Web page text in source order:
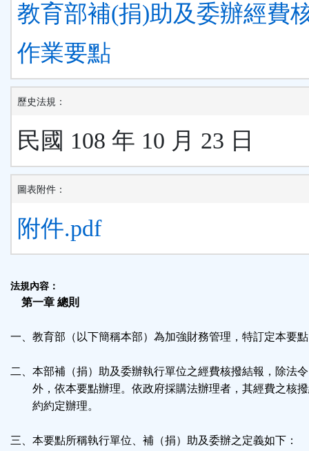
教育部補(捐)助及委辦經費
作業要點
歷史法規：
民國 108 年 10 月 23 日
圖表附件：
附件.pdf
法規內容：
第一章 總則
一、教育部（以下簡稱本部）為加強財務管理，特訂定本要
二、本部補（捐）助及委辦執行單位之經費核撥結報，除法
外，依本要點辦理。依政府採購法辦理者，其經費之核撥
約約定辦理。
三、本要點所稱執行單位、補（捐）助及委辦之定義如下：